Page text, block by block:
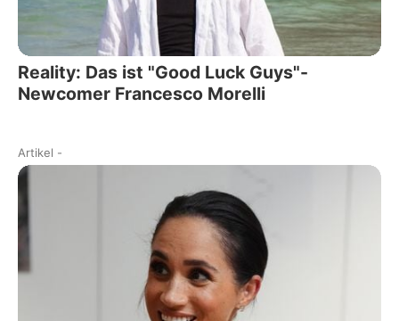
Reality: Das ist "Good Luck Guys"-
Newcomer Francesco Morelli
Artikel -